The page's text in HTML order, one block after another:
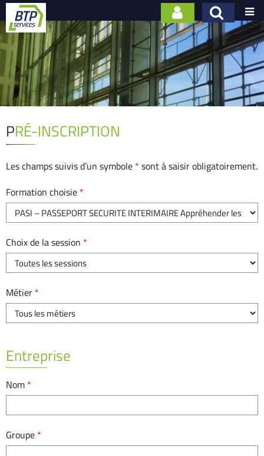

PRÉ-INSCRIPTION
Les champs suivis d’un symbole * sont à saisir obligatoirement.
Formation choisie *
Choix de la session *
Métier *
Entreprise
Nom *
Groupe *